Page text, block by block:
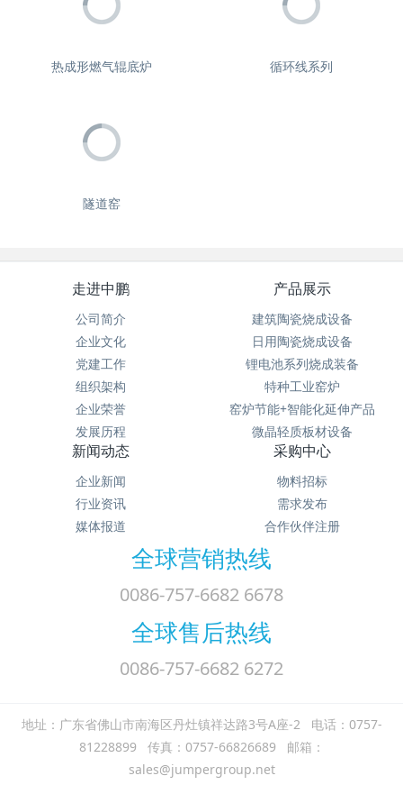
热成形燃气辊底炉 循环线系列
隧道窑
走进中鹏
公司简介
企业文化
党建工作
组织架构
企业荣誉
发展历程
产品展示
建筑陶瓷烧成设备
日用陶瓷烧成设备
锂电池系列烧成装备
特种工业窑炉
窑炉节能+智能化延伸产品
微晶轻质板材设备
新闻动态
企业新闻
行业资讯
媒体报道
采购中心
物料招标
需求发布
合作伙伴注册
全球营销热线
0086-757-6682 6678
全球售后热线
0086-757-6682 6272
地址：广东省佛山市南海区丹灶镇祥达路3号A座-2 电话：0757-
81228899 传真：0757-66826689 邮箱：
sales@jumpergroup.net